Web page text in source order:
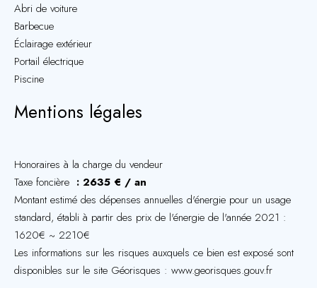
Abri de voiture
Barbecue
Éclairage extérieur
Portail électrique
Piscine
Mentions légales
Honoraires à la charge du vendeur
Taxe foncière
2635 € / an
Montant estimé des dépenses annuelles d'énergie pour un usage
standard, établi à partir des prix de l'énergie de l'année 2021 :
1620€ ~ 2210€
Les informations sur les risques auxquels ce bien est exposé sont
disponibles sur le site Géorisques : www.georisques.gouv.fr